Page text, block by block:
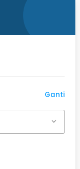
Ganti